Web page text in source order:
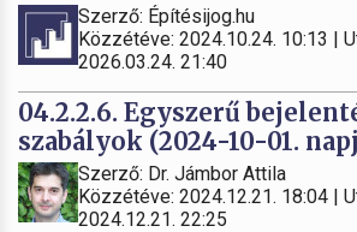
Szerző: Építésijog.hu
Közzétéve: 2024.10.24. 10:13 |
2026.03.24. 21:40
04.2.2.6. Egyszerű
szabályok (2024-10-01.
Szerző: Dr. Jámbor Attila
Közzétéve: 2024.12.21. 18:04 |
2024.12.21. 22:25